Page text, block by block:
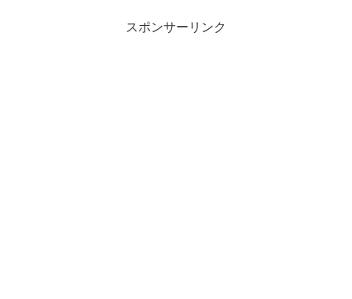
スポンサーリンク